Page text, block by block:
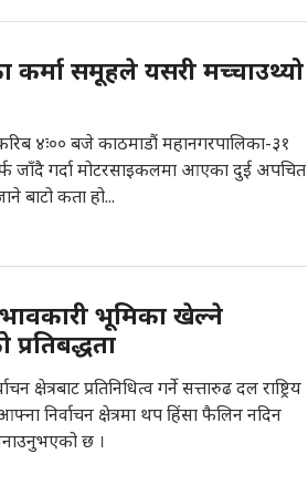
कर्मा समूहले यसरी मच्चाउथ्यो
४ः०० बजे काठमाडौं महानगरपालिका-३१
जाँदै गर्दा मोटरसाइकलमा आएका दुई अपचित
बाटो कता हो...
भूमिका खेल्ने
प्रतिबद्धता
क्षेत्रबाट प्रतिनिधित्व गर्ने सत्तारुढ दल राष्ट्रिय
निर्वाचन क्षेत्रमा थप हिंसा फैलिन नदिन
छ ।